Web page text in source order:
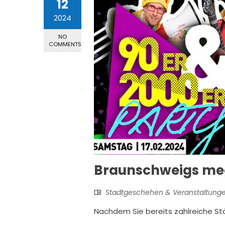
12
2024
NO
COMMENTS
Braunschweigs
Stadtgeschehen &
Nachdem Sie bereits zahlreiche